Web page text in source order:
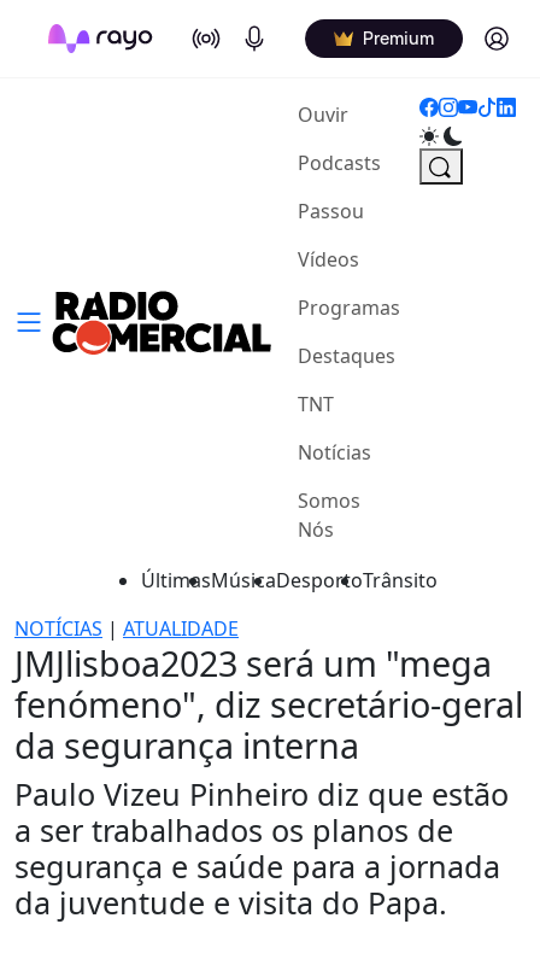
On Air Podcasts Premium Log in
Ouvir(current)
Podcasts
Passou
Vídeos
Programas
Destaques
TNT
Notícias
Somos
Nós
ÚltimasMúsicaDesportoTrânsito
NOTÍCIAS | ATUALIDADE
JMJlisboa2023 será um "mega
fenómeno", diz secretário-geral
da segurança interna
Paulo Vizeu Pinheiro diz que estão
a ser trabalhados os planos de
segurança e saúde para a jornada
da juventude e visita do Papa.